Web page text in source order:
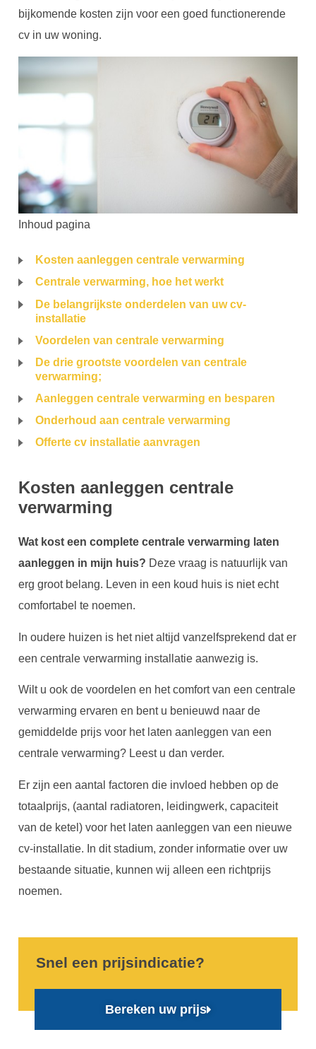
bijkomende kosten zijn voor een goed functionerende
cv in uw woning.
Inhoud pagina
Kosten aanleggen centrale verwarming
Centrale verwarming, hoe het werkt
De belangrijkste onderdelen van uw cv-
installatie
Voordelen van centrale verwarming
De drie grootste voordelen van centrale
verwarming;
Aanleggen centrale verwarming en besparen
Onderhoud aan centrale verwarming
Offerte cv installatie aanvragen
Kosten aanleggen centrale
verwarming
Wat kost een complete centrale verwarming laten
aanleggen in mijn huis? Deze vraag is natuurlijk van
erg groot belang. Leven in een koud huis is niet echt
comfortabel te noemen.
In oudere huizen is het niet altijd vanzelfsprekend dat er
een centrale verwarming installatie aanwezig is.
Wilt u ook de voordelen en het comfort van een centrale
verwarming ervaren en bent u benieuwd naar de
gemiddelde prijs voor het laten aanleggen van een
centrale verwarming? Leest u dan verder.
Er zijn een aantal factoren die invloed hebben op de
totaalprijs, (aantal radiatoren, leidingwerk, capaciteit
van de ketel) voor het laten aanleggen van een nieuwe
cv-installatie. In dit stadium, zonder informatie over uw
bestaande situatie, kunnen wij alleen een richtprijs
noemen.
Snel een prijsindicatie?
Bereken uw prijs